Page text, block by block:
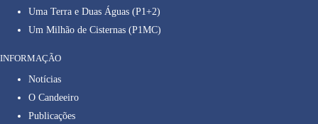
Uma Terra e Duas Águas (P1+2)
Um Milhão de Cisternas (P1MC)
INFORMAÇÃO
Notícias
O Candeeiro
Publicações